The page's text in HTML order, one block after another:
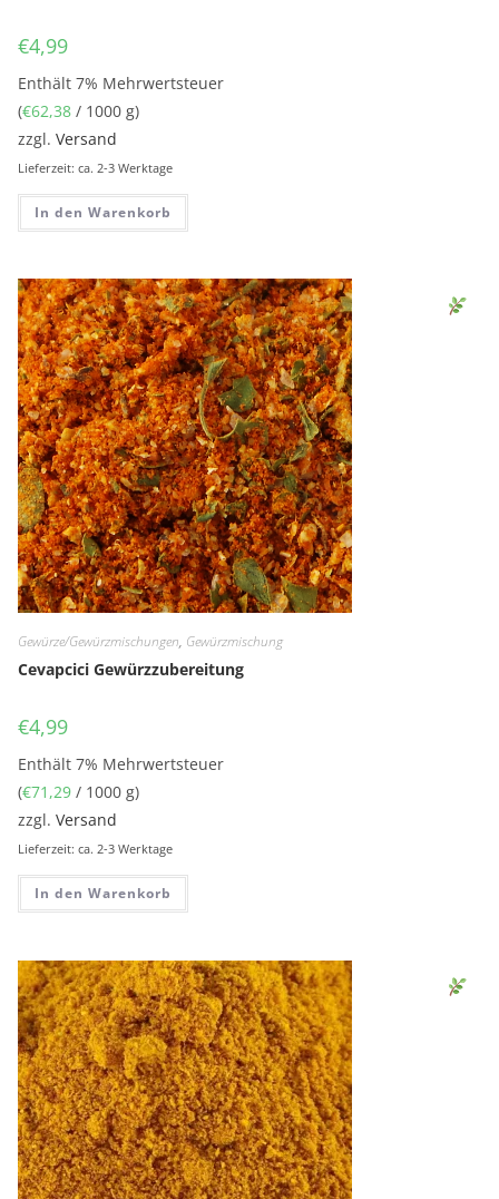
€4,99
Enthält 7% Mehrwertsteuer
(€62,38 / 1000 g)
zzgl.Versand
Lieferzeit: ca. 2-3 Werktage
In den Warenkorb
Senf
Gewürze/Gewürzmischungen, Gewürzmischung
Cevapcici Gewürzzubereitung
€4,99
Enthält 7% Mehrwertsteuer
(€71,29 / 1000 g)
zzgl.Versand
Lieferzeit: ca. 2-3 Werktage
In den Warenkorb
Senf